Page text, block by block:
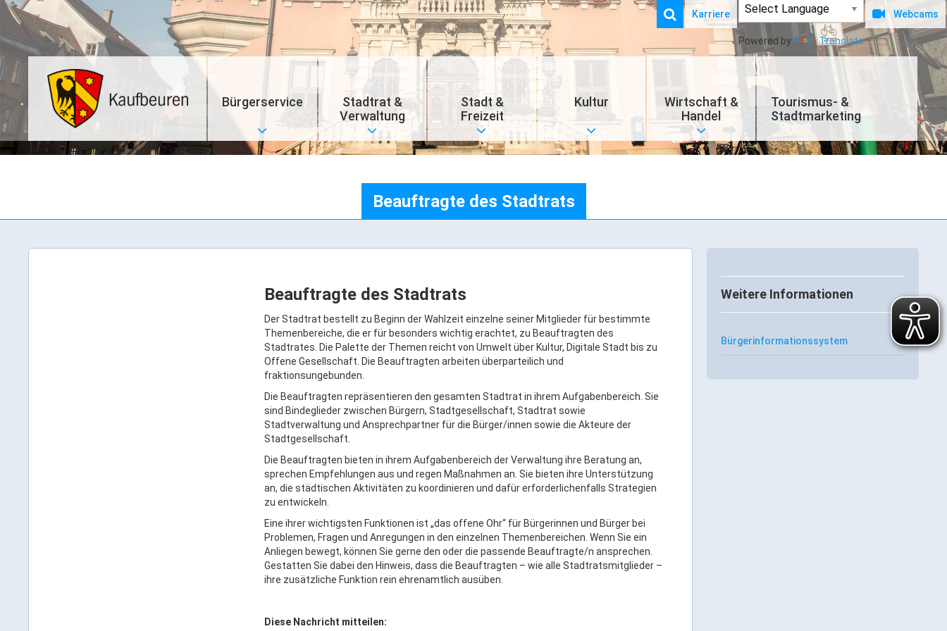
Karriere
Powered by Translate
Webcams
Bürgerservice
Stadtrat &
Verwaltung
Stadt &
Freizeit
Kultur
Wirtschaft &
Handel
Tourismus- &
Stadtmarketing
Beauftragte des Stadtrats
Beauftragte des Stadtrats
Der Stadtrat bestellt zu Beginn der Wahlzeit einzelne seiner Mitglieder für bestimmte
Themenbereiche, die er für besonders wichtig erachtet, zu Beauftragten des
Stadtrates. Die Palette der Themen reicht von Umwelt über Kultur, Digitale Stadt bis zu
Offene Gesellschaft. Die Beauftragten arbeiten überparteilich und
fraktionsungebunden.
Die Beauftragten repräsentieren den gesamten Stadtrat in ihrem Aufgabenbereich. Sie
sind Bindeglieder zwischen Bürgern, Stadtgesellschaft, Stadtrat sowie
Stadtverwaltung und Ansprechpartner für die Bürger/innen sowie die Akteure der
Stadtgesellschaft.
Die Beauftragten bieten in ihrem Aufgabenbereich der Verwaltung ihre Beratung an,
sprechen Empfehlungen aus und regen Maßnahmen an. Sie bieten ihre Unterstützung
an, die städtischen Aktivitäten zu koordinieren und dafür erforderlichenfalls Strategien
zu entwickeln.
Eine ihrer wichtigsten Funktionen ist „das offene Ohr“ für Bürgerinnen und Bürger bei
Problemen, Fragen und Anregungen in den einzelnen Themenbereichen. Wenn Sie ein
Anliegen bewegt, können Sie gerne den oder die passende Beauftragte/n ansprechen.
Gestatten Sie dabei den Hinweis, dass die Beauftragten – wie alle Stadtratsmitglieder –
ihre zusätzliche Funktion rein ehrenamtlich ausüben.
Diese Nachricht mitteilen:
Weitere Informationen
Bürgerinformationssystem